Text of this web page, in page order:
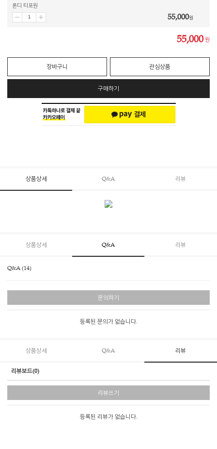
론디 티포원
55,000원
55,000 원
장바구니 관심상품
구매하기
상품상세 Q&A 리뷰
상품상세 Q&A 리뷰
Q&A (14)
문의하기
등록된 문의가 없습니다.
상품상세 Q&A 리뷰
리뷰보드(0)
리뷰쓰기
등록된 리뷰가 없습니다.